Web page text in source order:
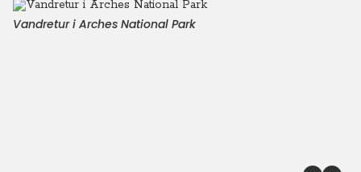
Vandretur i Arches National Park